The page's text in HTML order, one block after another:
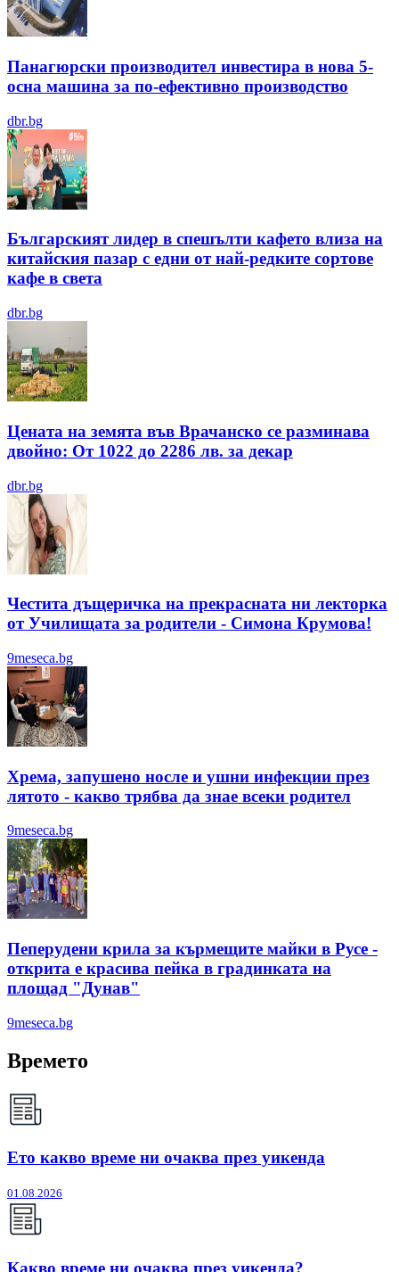
Панагюрски производител инвестира в нова 5-
осна машина за по-ефективно производство
dbr.bg
Българският лидер в спешълти кафето влиза на
китайския пазар с едни от най-редките сортове
кафе в света
dbr.bg
Цената на земята във Врачанско се разминава
двойно: От 1022 до 2286 лв. за декар
dbr.bg
Честита дъщеричка на прекрасната ни лекторка
от Училищата за родители - Симона Крумова!
9meseca.bg
Хрема, запушено носле и ушни инфекции през
лятотo - какво трябва да знае всеки родител
9meseca.bg
Пеперудени крила за кърмещите майки в Русе -
открита е красива пейка в градинката на
площад "Дунав"
9meseca.bg
Времето
Ето какво време ни очаква през уикенда
01.08.2026
Какво време ни очаква през уикенда?